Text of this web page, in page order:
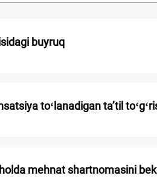
buyruq
toʻlanadigan ta’til
mehnat shartnomasini